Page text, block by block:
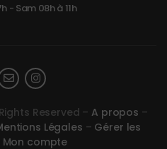
- Sam 08h à 11h
Reserved – A propos –
Légales – Gérer les
Mon compte